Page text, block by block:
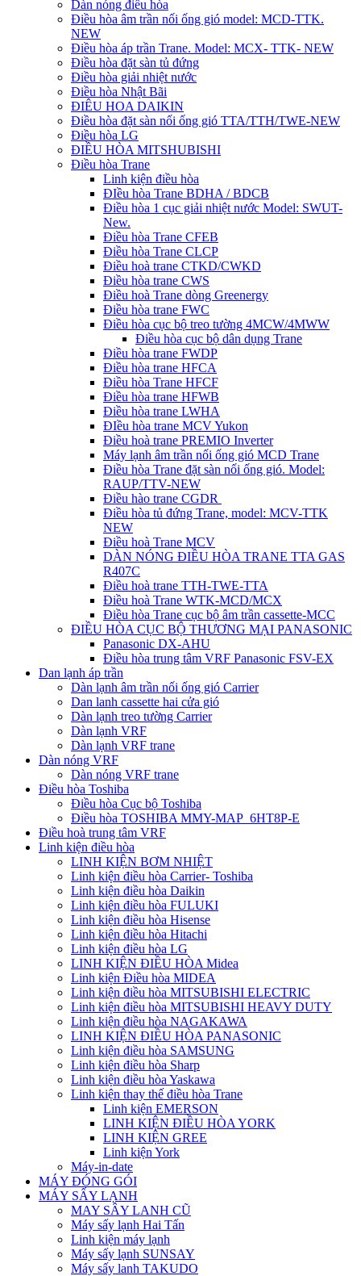
Dàn nóng điều hòa
Điều hòa âm trần nối ống gió model: MCD-TTK.
NEW
Điều hòa áp trần Trane. Model: MCX- TTK- NEW
Điều hòa đặt sàn tủ đứng
Điều hòa giải nhiệt nước
Điều hòa Nhật Bãi
ĐIÊU HOA DAIKIN
Điều hòa đặt sàn nối ống gió TTA/TTH/TWE-NEW
Điều hòa LG
ĐIỀU HÒA MITSHUBISHI
Điều hòa Trane
Linh kiện điều hòa
ĐIều hòa Trane BDHA / BDCB
Điều hòa 1 cục giải nhiệt nước Model: SWUT-
New.
Điều hòa Trane CFEB
Điều hòa Trane CLCP
Điều hoà trane CTKD/CWKD
Điều hòa trane CWS
Điều hoà Trane dòng Greenergy
Điều hòa trane FWC
Điều hòa cục bộ treo tường 4MCW/4MWW
Điều hòa cục bộ dân dụng Trane
Điều hòa trane FWDP
Điều hòa trane HFCA
Điều hòa Trane HFCF
Điều hòa trane HFWB
Điều hòa trane LWHA
ĐIều hòa trane MCV Yukon
Điều hoà trane PREMIO Inverter
Máy lạnh âm trần nối ống gió MCD Trane
Điều hòa Trane đặt sàn nối ống gió. Model:
RAUP/TTV-NEW
Điều hào trane CGDR
Điều hòa tủ đứng Trane, model: MCV-TTK
NEW
Điều hoà Trane MCV
DÀN NÓNG ĐIỀU HÒA TRANE TTA GAS
R407C
Điều hoà trane TTH-TWE-TTA
Điều hoà Trane WTK-MCD/MCX
Điều hòa Trane cục bộ âm trần cassette-MCC
ĐIỀU HÒA CỤC BỘ THƯƠNG MẠI PANASONIC
Panasonic DX-AHU
Điều hòa trung tâm VRF Panasonic FSV-EX
Dan lạnh áp trần
Dàn lạnh âm trần nối ống gió Carrier
Dan lanh cassette hai cửa gió
Dàn lạnh treo tường Carrier
Dàn lạnh VRF
Dàn lạnh VRF trane
Dàn nóng VRF
Dàn nóng VRF trane
Điều hòa Toshiba
Điều hòa Cục bộ Toshiba
Điều hòa TOSHIBA MMY-MAP_6HT8P-E
Điều hoà trung tâm VRF
Linh kiện điều hòa
LINH KIỆN BƠM NHIỆT
Linh kiện điều hòa Carrier- Toshiba
Linh kiện điều hòa Daikin
Linh kiện điều hòa FULUKI
Linh kiện điều hòa Hisense
Linh kiện điều hòa Hitachi
Linh kiện điều hòa LG
LINH KIỆN ĐIỀU HÒA Midea
Linh kiện Điều hòa MIDEA
Linh kiện điều hòa MITSUBISHI ELECTRIC
Linh kiện điều hòa MITSUBISHI HEAVY DUTY
Linh kiện điều hòa NAGAKAWA
LINH KIỆN ĐIỀU HÒA PANASONIC
Linh kiện điều hòa SAMSUNG
Linh kiện điều hòa Sharp
Linh kiện điều hòa Yaskawa
Linh kiện thay thế điều hòa Trane
Linh kiện EMERSON
LINH KIỆN ĐIỀU HÒA YORK
LINH KIỆN GREE
Linh kiện York
Máy-in-date
MÁY ĐÓNG GÓI
MÁY SẤY LẠNH
MAY SÂY LANH CŨ
Máy sấy lạnh Hai Tấn
Linh kiện máy lạnh
Máy sấy lạnh SUNSAY
Máy sấy lanh TAKUDO